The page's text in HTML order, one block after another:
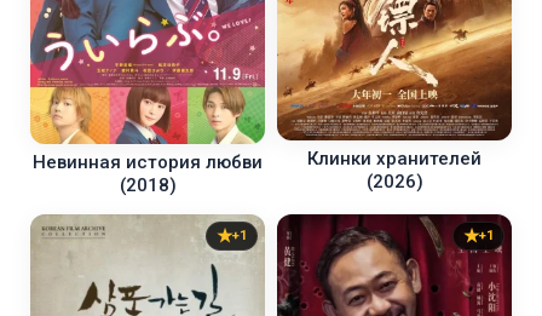
Невинная история любви
(2018)
Клинки хранителей
(2026)
+1 +1